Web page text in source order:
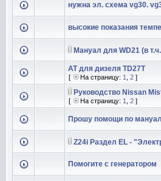
нужна эл. схема vg30.
высокие показания
Мануал для WD21 (в
AT для дизеля TD27T
[ На страницу: 1 2 ]
Руководство Nissan
[ На страницу: 1 2 ]
Прошу помощи по
Z24i Раздел EL -
Помогите с генератором